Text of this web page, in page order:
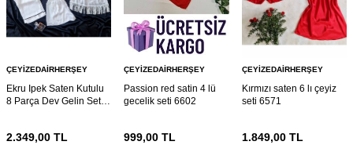
ÇEYIZEDAIRHERŞEY
Ekru Ipek Saten Kutulu
8 Parça Dev Gelin Seti
2.349,00 TL
ÇEYIZEDAIRHERŞEY
Passion red satin 4 lü
gecelik seti 6602
999,00 TL
ÇEYIZEDAIRHERŞEY
Kırmızı saten 6 lı çeyiz
seti 6571
1.849,00TL